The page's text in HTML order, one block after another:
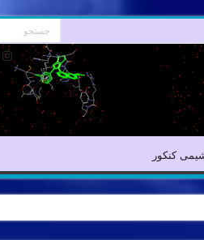
کنکور